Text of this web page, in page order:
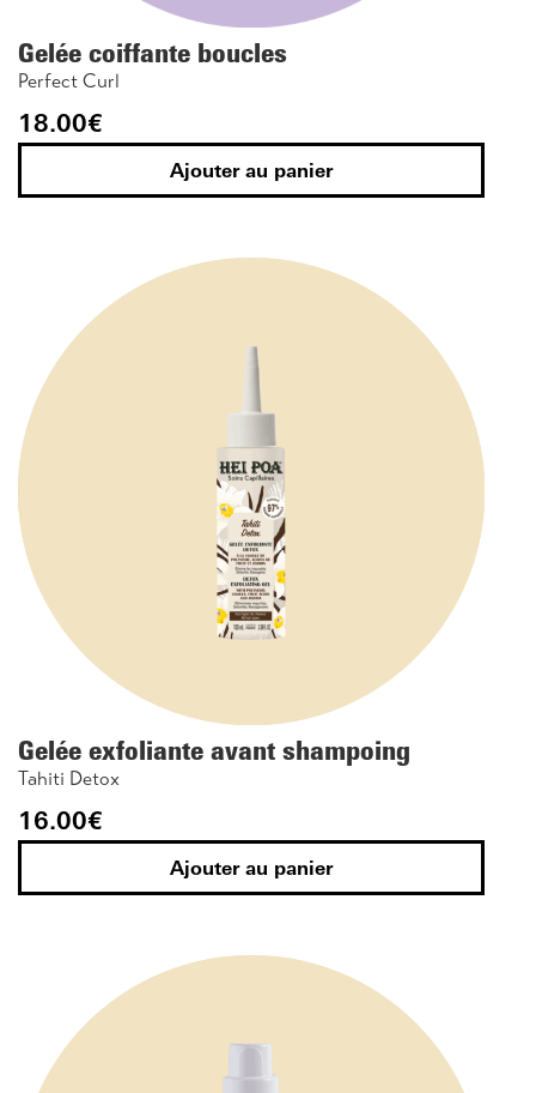
Gelée coiffante boucles
Perfect Curl
18.00€
Ajouter au panier
Gelée exfoliante avant shampoing
Tahiti Detox
16.00€
Ajouter au panier